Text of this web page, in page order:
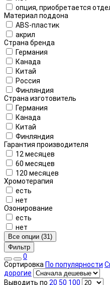
опция, приобретается
Материал поддона
ABS-пластик
акрил
Страна бренда
Германия
Канада
Китай
Россия
Финляндия
Страна изготовитель
Германия
Канада
Китай
Финляндия
Гарантия производителя
12 месяцев
60 месяцев
120 месяцев
Хромотерапия
есть
нет
Озонирование
есть
нет
Все опции (31)
Фильтр
0
Сортировка По популярности
дорогие
Выводить по 20 50 100